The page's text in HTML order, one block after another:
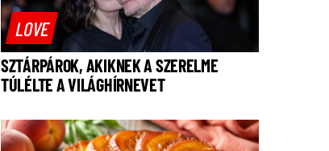
LOVE
SZTÁRPÁROK, AKIKNEK A SZERELME
TÚLÉLTE A VILÁGHÍRNEVET